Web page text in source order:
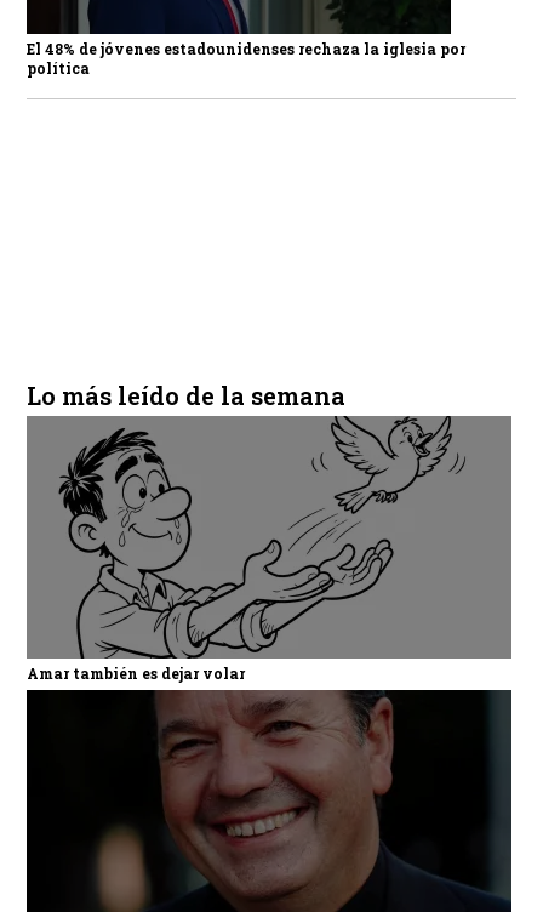
El 48% de jóvenes estadounidenses rechaza la iglesia por
política
Lo más leído de la semana
Amar también es dejar volar